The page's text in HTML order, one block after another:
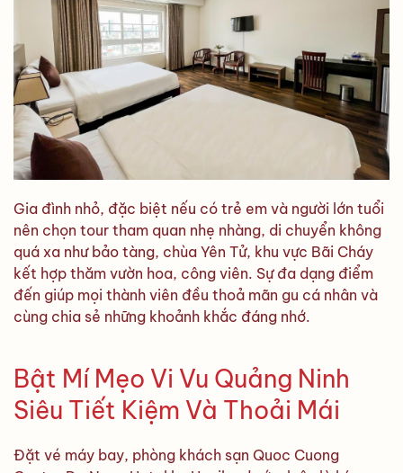
Gia đình nhỏ, đặc biệt nếu có trẻ em và người lớn tuổi
nên chọn tour tham quan nhẹ nhàng, di chuyển không
quá xa như bảo tàng, chùa Yên Tử, khu vực Bãi Cháy
kết hợp thăm vườn hoa, công viên. Sự đa dạng điểm
đến giúp mọi thành viên đều thoả mãn gu cá nhân và
cùng chia sẻ những khoảnh khắc đáng nhớ.
Bật Mí Mẹo Vi Vu Quảng Ninh
Siêu Tiết Kiệm Và Thoải Mái
Đặt vé máy bay, phòng khách sạn Quoc Cuong